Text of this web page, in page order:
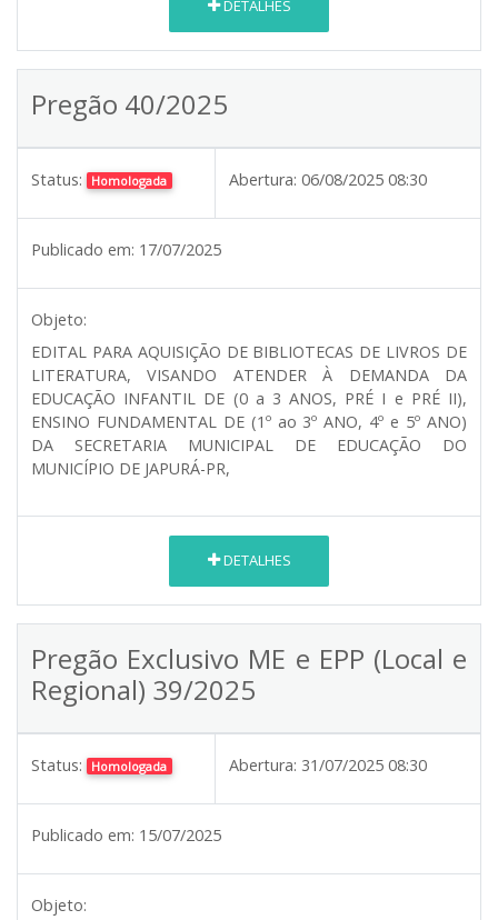
DETALHES
Pregão 40/2025
Status: Homologada Abertura: 06/08/2025 08:30
Publicado em: 17/07/2025
Objeto:
EDITAL PARA AQUISIÇÃO DE BIBLIOTECAS DE LIVROS DE
LITERATURA, VISANDO ATENDER À DEMANDA DA
EDUCAÇÃO INFANTIL DE (0 a 3 ANOS, PRÉ I e PRÉ II),
ENSINO FUNDAMENTAL DE (1º ao 3º ANO, 4º e 5º ANO)
DA SECRETARIA MUNICIPAL DE EDUCAÇÃO DO
MUNICÍPIO DE JAPURÁ-PR,
DETALHES
Pregão Exclusivo ME e EPP (Local e
Regional) 39/2025
Status: Homologada Abertura: 31/07/2025 08:30
Publicado em: 15/07/2025
Objeto: